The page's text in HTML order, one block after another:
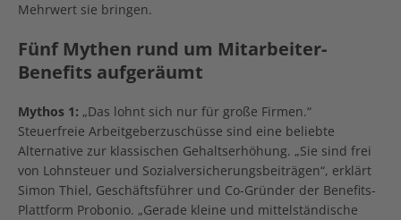
Mehrwert sie bringen.
Fünf Mythen rund um Mitarbeiter-
Benefits aufgeräumt
Mythos 1: „Das lohnt sich nur für große Firmen.“
Steuerfreie Arbeitgeberzuschüsse sind eine beliebte
Alternative zur klassischen Gehaltserhöhung. „Sie sind frei
von Lohnsteuer und Sozialversicherungsbeiträgen“, erklärt
Simon Thiel, Geschäftsführer und Co-Gründer der Benefits-
Plattform Probonio. „Gerade kleine und mittelständische